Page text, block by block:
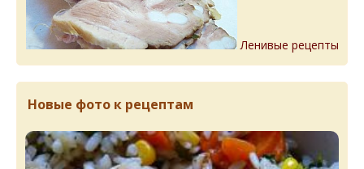
Ленивые рецепты
Новые фото к рецептам